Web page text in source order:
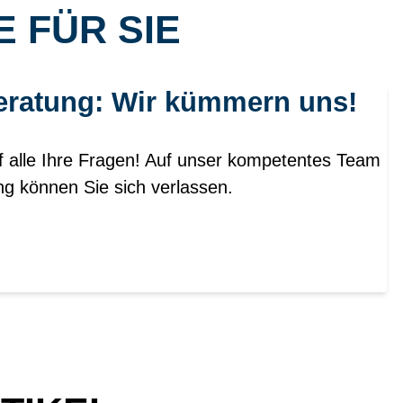
FÜR SIE
Wir kümmern uns!
alle Ihre Fragen! Auf unser kompetentes Team
können Sie sich verlassen.